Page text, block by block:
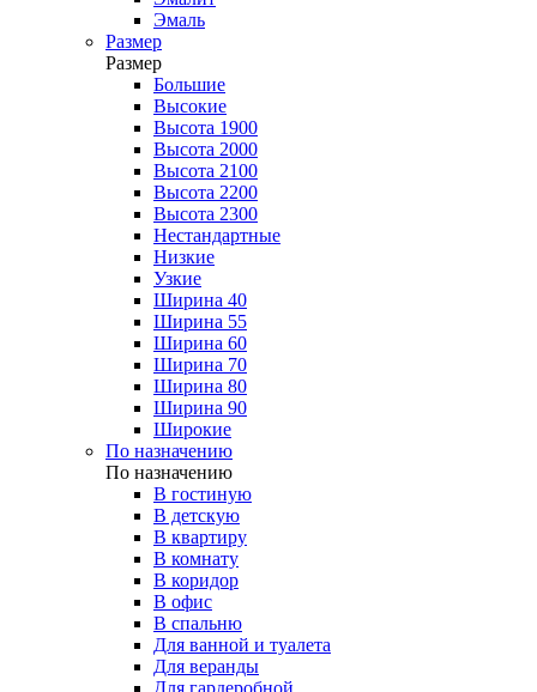
Эмаль
Размер
Размер
Большие
Высокие
Высота 1900
Высота 2000
Высота 2100
Высота 2200
Высота 2300
Нестандартные
Низкие
Узкие
Ширина 40
Ширина 55
Ширина 60
Ширина 70
Ширина 80
Ширина 90
Широкие
По назначению
По назначению
В гостиную
В детскую
В квартиру
В комнату
В коридор
В офис
В спальню
Для ванной и туалета
Для веранды
Для гардеробной